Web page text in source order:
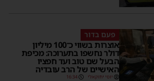
פעם בדור
אוצרות בשווי כ־100 מיליון
דולר נחשפו בתערוכה: מכיפת
הבעל שם טוב ועד חפציו
האישיים של הרב עובדיה
יוסי יחזקאלי 16:34